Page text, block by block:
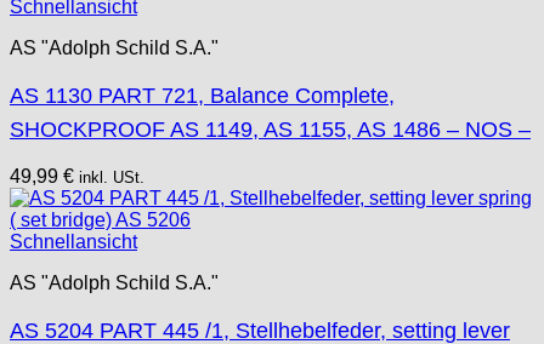
Schnellansicht
AS "Adolph Schild S.A."
AS 1130 PART 721, Balance Complete,
SHOCKPROOF AS 1149, AS 1155, AS 1486 – NOS –
49,99 € inkl. USt.
Schnellansicht
AS "Adolph Schild S.A."
AS 5204 PART 445 /1, Stellhebelfeder, setting lever